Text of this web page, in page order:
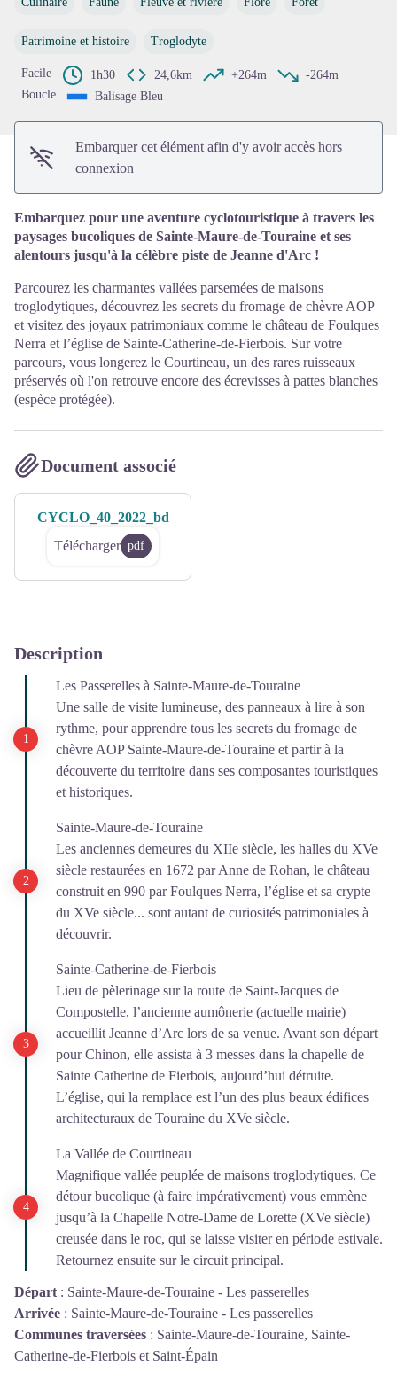
Voir l'image en plein écran
Patrimoine et histoire Troglodyte
Facile 1h30 24,6km +264m
-264m
Boucle
Balisage Bleu
Embarquer cet élément afin d'y avoir accès hors
connexion
Embarquez pour une aventure cyclotouristique à travers les
paysages bucoliques de Sainte-Maure-de-Touraine et ses
alentours jusqu'à la célèbre piste de Jeanne d'Arc !
Parcourez les charmantes vallées parsemées de maisons
troglodytiques, découvrez les secrets du fromage de chèvre AOP
et visitez des joyaux patrimoniaux comme le château de Foulques
Nerra et l’église de Sainte-Catherine-de-Fierbois. Sur votre
parcours, vous longerez le Courtineau, un des rares ruisseaux
préservés où l'on retrouve encore des écrevisses à pattes blanches
(espèce protégée).
Document associé
CYCLO_40_2022_bd
Télécharger pdf
Description
Les Passerelles à Sainte-Maure-de-Touraine
Une salle de visite lumineuse, des panneaux à lire à son
rythme, pour apprendre tous les secrets du fromage de
chèvre AOP Sainte-Maure-de-Touraine et partir à la
découverte du territoire dans ses composantes touristiques
et historiques.
Sainte-Maure-de-Touraine
Les anciennes demeures du XIIe siècle, les halles du XVe
siècle restaurées en 1672 par Anne de Rohan, le château
construit en 990 par Foulques Nerra, l’église et sa crypte
du XVe siècle... sont autant de curiosités patrimoniales à
découvrir.
Sainte-Catherine-de-Fierbois
Lieu de pèlerinage sur la route de Saint-Jacques de
Compostelle, l’ancienne aumônerie (actuelle mairie)
accueillit Jeanne d’Arc lors de sa venue. Avant son départ
pour Chinon, elle assista à 3 messes dans la chapelle de
Sainte Catherine de Fierbois, aujourd’hui détruite.
L’église, qui la remplace est l’un des plus beaux édifices
architecturaux de Touraine du XVe siècle.
La Vallée de Courtineau
Magnifique vallée peuplée de maisons troglodytiques. Ce
détour bucolique (à faire impérativement) vous emmène
jusqu’à la Chapelle Notre-Dame de Lorette (XVe siècle)
creusée dans le roc, qui se laisse visiter en période estivale.
Retournez ensuite sur le circuit principal.
Départ : Sainte-Maure-de-Touraine - Les passerelles
Arrivée : Sainte-Maure-de-Touraine - Les passerelles
Communes traversées : Sainte-Maure-de-Touraine, Sainte-
Catherine-de-Fierbois et Saint-Épain